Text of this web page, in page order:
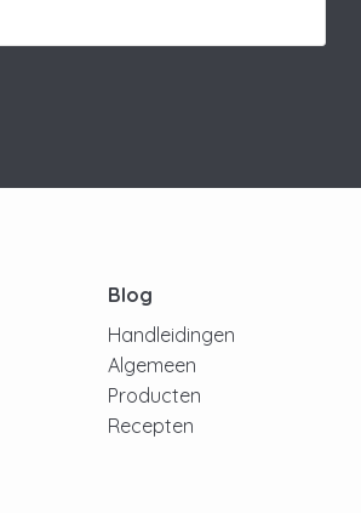
Blog
Handleidingen
Algemeen
Producten
Recepten